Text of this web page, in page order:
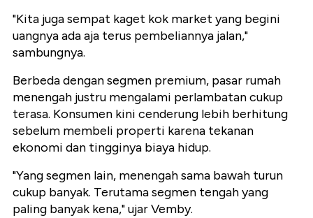
"Kita juga sempat kaget kok market yang begini
uangnya ada aja terus pembeliannya jalan,"
sambungnya.
Berbeda dengan segmen premium, pasar rumah
menengah justru mengalami perlambatan cukup
terasa. Konsumen kini cenderung lebih berhitung
sebelum membeli properti karena tekanan
ekonomi dan tingginya biaya hidup.
"Yang segmen lain, menengah sama bawah turun
cukup banyak. Terutama segmen tengah yang
paling banyak kena," ujar Vemby.